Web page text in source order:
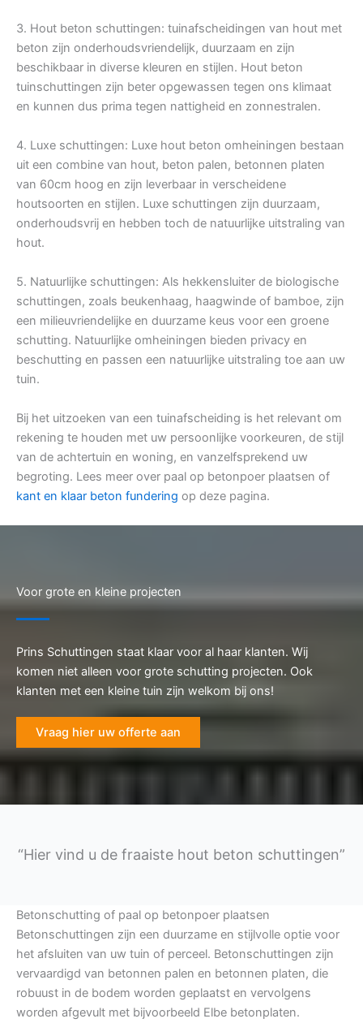
3. Hout beton schuttingen: tuinafscheidingen van hout met
beton zijn onderhoudsvriendelijk, duurzaam en zijn
beschikbaar in diverse kleuren en stijlen. Hout beton
tuinschuttingen zijn beter opgewassen tegen ons klimaat
en kunnen dus prima tegen nattigheid en zonnestralen.
4. Luxe schuttingen: Luxe hout beton omheiningen bestaan
uit een combine van hout, beton palen, betonnen platen
van 60cm hoog en zijn leverbaar in verscheidene
houtsoorten en stijlen. Luxe schuttingen zijn duurzaam,
onderhoudsvrij en hebben toch de natuurlijke uitstraling van
hout.
5. Natuurlijke schuttingen: Als hekkensluiter de biologische
schuttingen, zoals beukenhaag, haagwinde of bamboe, zijn
een milieuvriendelijke en duurzame keus voor een groene
schutting. Natuurlijke omheiningen bieden privacy en
beschutting en passen een natuurlijke uitstraling toe aan uw
tuin.
Bij het uitzoeken van een tuinafscheiding is het relevant om
rekening te houden met uw persoonlijke voorkeuren, de stijl
van de achtertuin en woning, en vanzelfsprekend uw
begroting. Lees meer over paal op betonpoer plaatsen of
kant en klaar beton fundering op deze pagina.
Voor grote en kleine projecten
Prins Schuttingen staat klaar voor al haar klanten. Wij
komen niet alleen voor grote schutting projecten. Ook
klanten met een kleine tuin zijn welkom bij ons!
Vraag hier uw offerte aan
“Hier vind u de fraaiste hout beton schuttingen”
Betonschutting of paal op betonpoer plaatsen
Betonschuttingen zijn een duurzame en stijlvolle optie voor
het afsluiten van uw tuin of perceel. Betonschuttingen zijn
vervaardigd van betonnen palen en betonnen platen, die
robuust in de bodem worden geplaatst en vervolgens
worden afgevult met bijvoorbeeld Elbe betonplaten.